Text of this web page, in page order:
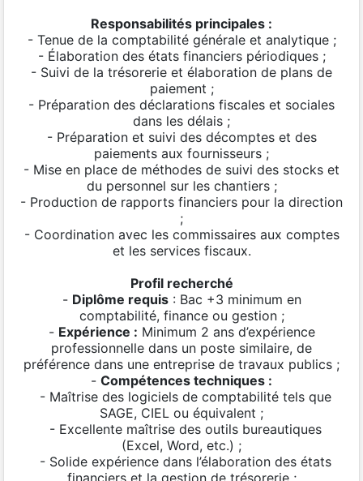
Responsabilités principales :
- Tenue de la comptabilité générale et analytique ;
- Élaboration des états financiers périodiques ;
- Suivi de la trésorerie et élaboration de plans de
paiement ;
- Préparation des déclarations fiscales et sociales
dans les délais ;
- Préparation et suivi des décomptes et des
paiements aux fournisseurs ;
- Mise en place de méthodes de suivi des stocks et
du personnel sur les chantiers ;
- Production de rapports financiers pour la direction
;
- Coordination avec les commissaires aux comptes
et les services fiscaux.
Profil recherché
- Diplôme requis: Bac +3 minimum en
comptabilité, finance ou gestion ;
- Expérience : Minimum 2 ans d’expérience
professionnelle dans un poste similaire, de
préférence dans une entreprise de travaux publics ;
- Compétences techniques :
- Maîtrise des logiciels de comptabilité tels que
SAGE, CIEL ou équivalent ;
- Excellente maîtrise des outils bureautiques
(Excel, Word, etc.) ;
- Solide expérience dans l’élaboration des états
financiers et la gestion de trésorerie ;